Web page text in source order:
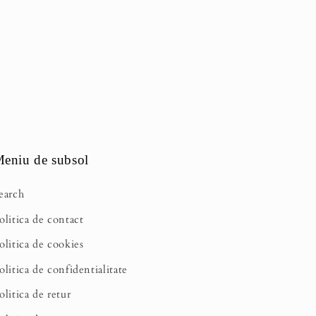
de subsol
de contact
de cookies
de confidentialitate
de retur